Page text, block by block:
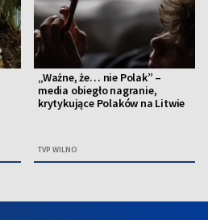
„Ważne, że… nie Polak” –
media obiegło nagranie,
krytykujące Polaków na Litwie
TVP WILNO